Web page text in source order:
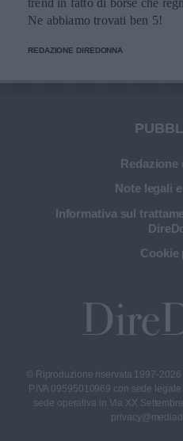
trend in fatto di borse che
Ne abbiamo trovati ben 5!
REDAZIONE DIREDONNA
Redazione
Note legali
Informativa sul
Cookie
© Riproduzione riservata 1997-2026
P.IVA 09595010969 con sede
sede operativa in Via XX